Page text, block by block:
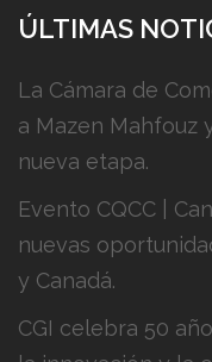
ÚLTIMAS
La Cámara de
a Mazen Mahfouz
nueva etapa.
Evento CQCC |
nuevas
y Canadá.
CGI celebra 50